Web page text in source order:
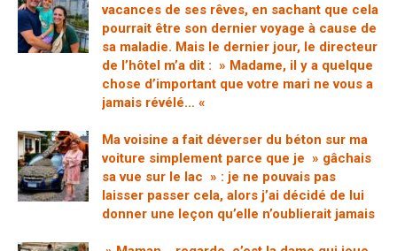
vacances de ses rêves, en sachant que cela
pourrait être son dernier voyage à cause de
sa maladie. Mais le dernier jour, le directeur
de l’hôtel m’a dit : » Madame, il y a quelque
chose d’important que votre mari ne vous a
jamais révélé… «
Ma voisine a fait déverser du béton sur ma
voiture simplement parce que je » gâchais
sa vue sur le lac » : je ne pouvais pas
laisser passer cela, alors j’ai décidé de lui
donner une leçon qu’elle n’oublierait jamais